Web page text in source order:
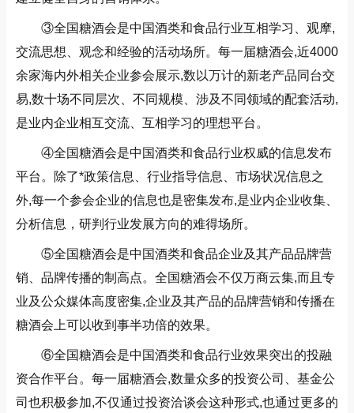
③全国糖酒会是中国酒类和食品行业互相学习、观摩,
交流思想、观念和经验的活动场所。每一届糖酒会,近4000
余家海内外相关企业参会展示,数以万计的新老产品同台交
易,数十场不同层次、不同规模、涉及不同领域的配套活动,
是业内企业相互交流、互相学习的理想平台 。
④全国糖酒会是中国酒类和食品行业权威的信息发布
平台。除了*政策信息、行业指导信息、市场状况信息之
外,每一个参会企业的信息也是密集发布,是业内企业收集、
分析信息，研判行业发展方向的难得场所。
⑤全国糖酒会是中国酒类和食品企业及其产品品牌营
销、品牌传播的制高点。全国糖酒会不仅万商云集,而且专
业及公众媒体高度密集,企业及其产品的品牌营销和传播在
糖酒会上可以收到事半功倍的效果。
⑥全国糖酒会是中国酒类和食品行业效果突出的投融
资合作平台。每一届糖酒会,数量众多的投资公司、基金公
司也积极参加,不仅通过投资洽谈会这种形式,也通过更多的